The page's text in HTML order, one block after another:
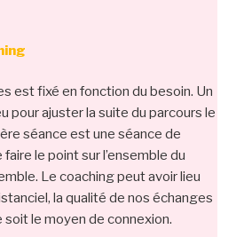
est fixé en fonction du besoin. Un
pour ajuster la suite du parcours le
séance est une séance de
le point sur l’ensemble du
Le coaching peut avoir lieu
la qualité de nos échanges
le moyen de connexion.